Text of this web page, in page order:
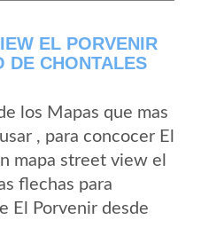
EL PORVENIR
DE CHONTALES
los Mapas que mas
, para concocer El
mapa street view el
flechas para
El Porvenir desde